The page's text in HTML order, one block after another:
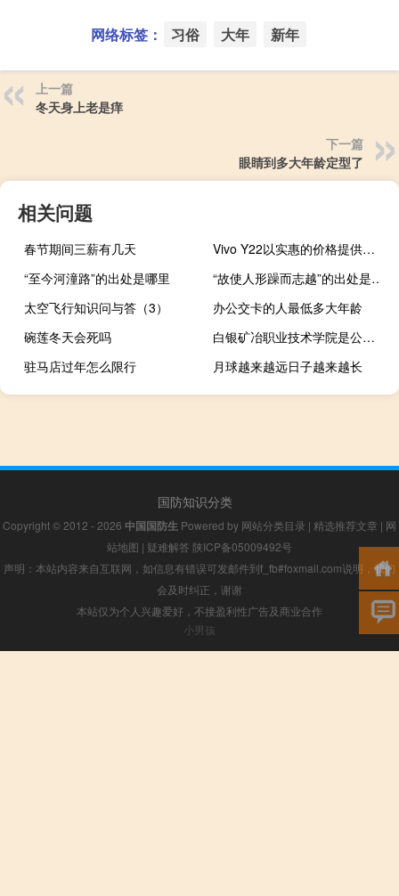
网络标签： 习俗 大年 新年
上一篇
冬天身上老是痒
下一篇
眼睛到多大年龄定型了
相关问题
春节期间三薪有几天
Vivo Y22以实惠的价格提供令人印象深刻的规格
“至今河潼路”的出处是哪里
“故使人形躁而志越”的出处是哪里
太空飞行知识问与答（3）
办公交卡的人最低多大年龄
碗莲冬天会死吗
白银矿冶职业技术学院是公办还是民办
驻马店过年怎么限行
月球越来越远日子越来越长
国防知识分类
Copyright © 2012 - 2026 中国国防生 Powered by 网站分类目录 | 精选推荐文章 | 网
站地图 | 疑难解答 陕ICP备05009492号
声明：本站内容来自互联网，如信息有错误可发邮件到f_fb#foxmail.com说明，我们
会及时纠正，谢谢
本站仅为个人兴趣爱好，不接盈利性广告及商业合作
小男孩